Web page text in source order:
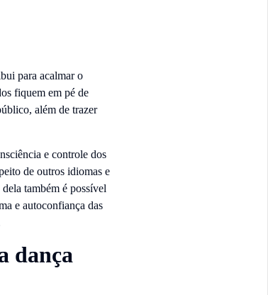
para acalmar o
fiquem em pé de
além de trazer
e controle dos
de outros idiomas e
também é possível
e autoconfiança das
dança